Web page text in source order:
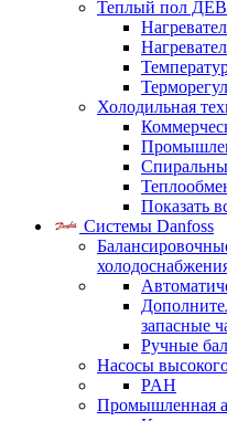
Теплый пол
Холодильная
Показать
Системы Danfoss
запасные
Ручные
Насосы
PAH
Промышленная